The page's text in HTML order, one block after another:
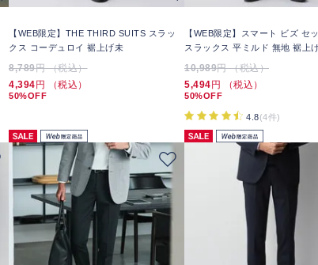
【WEB限定】THE THIRD SUITS スラッ
クス コーデュロイ 裾上げ未
8,789円 （税込）
4,394 円 （税込）
50%OFF
【WEB限定】スマート ビズ セ
スラックス 平ミルド 無地 裾上
10,989円 （税込）
5,494 円 （税込）
50%OFF
4.8(4件)